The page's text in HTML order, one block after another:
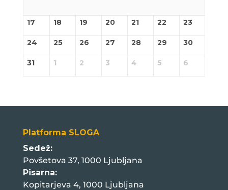
17 18 19 20 21 22 23
24 25 26 27 28 29 30
31 1 2 3 4 5 6
Platforma SLOGA
Sedež:
Povšetova 37, 1000 Ljubljana
Pisarna:
Kopitarjeva 4, 1000 Ljubljana